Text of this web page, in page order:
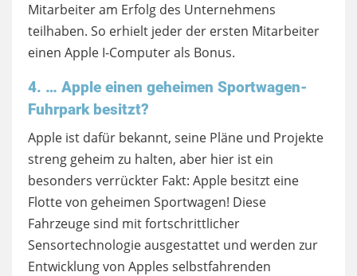
Mitarbeiter am Erfolg des Unternehmens
teilhaben. So erhielt jeder der ersten Mitarbeiter
einen Apple I-Computer als Bonus.
4. … Apple einen geheimen Sportwagen-
Fuhrpark besitzt?
Apple ist dafür bekannt, seine Pläne und Projekte
streng geheim zu halten, aber hier ist ein
besonders verrückter Fakt: Apple besitzt eine
Flotte von geheimen Sportwagen! Diese
Fahrzeuge sind mit fortschrittlicher
Sensortechnologie ausgestattet und werden zur
Entwicklung von Apples selbstfahrenden